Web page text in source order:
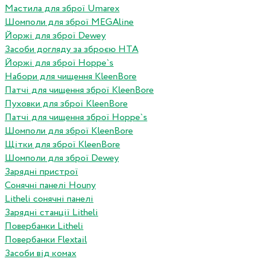
Мастила для зброї Umarex
Шомполи для зброї MEGAline
Йоржі для зброї Dewey
Засоби догляду за зброєю HTA
Йоржі для зброї Hoppe`s
Набори для чищення KleenBore
Патчі для чищення зброї KleenBore
Пуховки для зброї KleenBore
Патчі для чищення зброї Hoppe`s
Шомполи для зброї KleenBore
Щітки для зброї KleenBore
Шомполи для зброї Dewey
Зарядні пристрої
Сонячні панелі Houny
Litheli сонячні панелі
Зарядні станції Litheli
Повербанки Litheli
Повербанки Flextail
Засоби від комах